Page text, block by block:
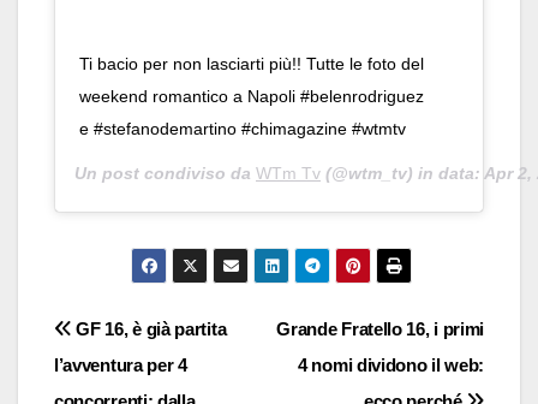
Ti bacio per non lasciarti più!! Tutte le foto del
weekend romantico a Napoli #belenrodriguez
e #stefanodemartino #chimagazine #wtmtv
Un post condiviso da WTm Tv (@wtm_tv) in data: Apr 2,
Navigazione
articoli
Grande Fratello 16, i primi
4 nomi dividono il web:
GF 16, è già partita
l’avventura per 4